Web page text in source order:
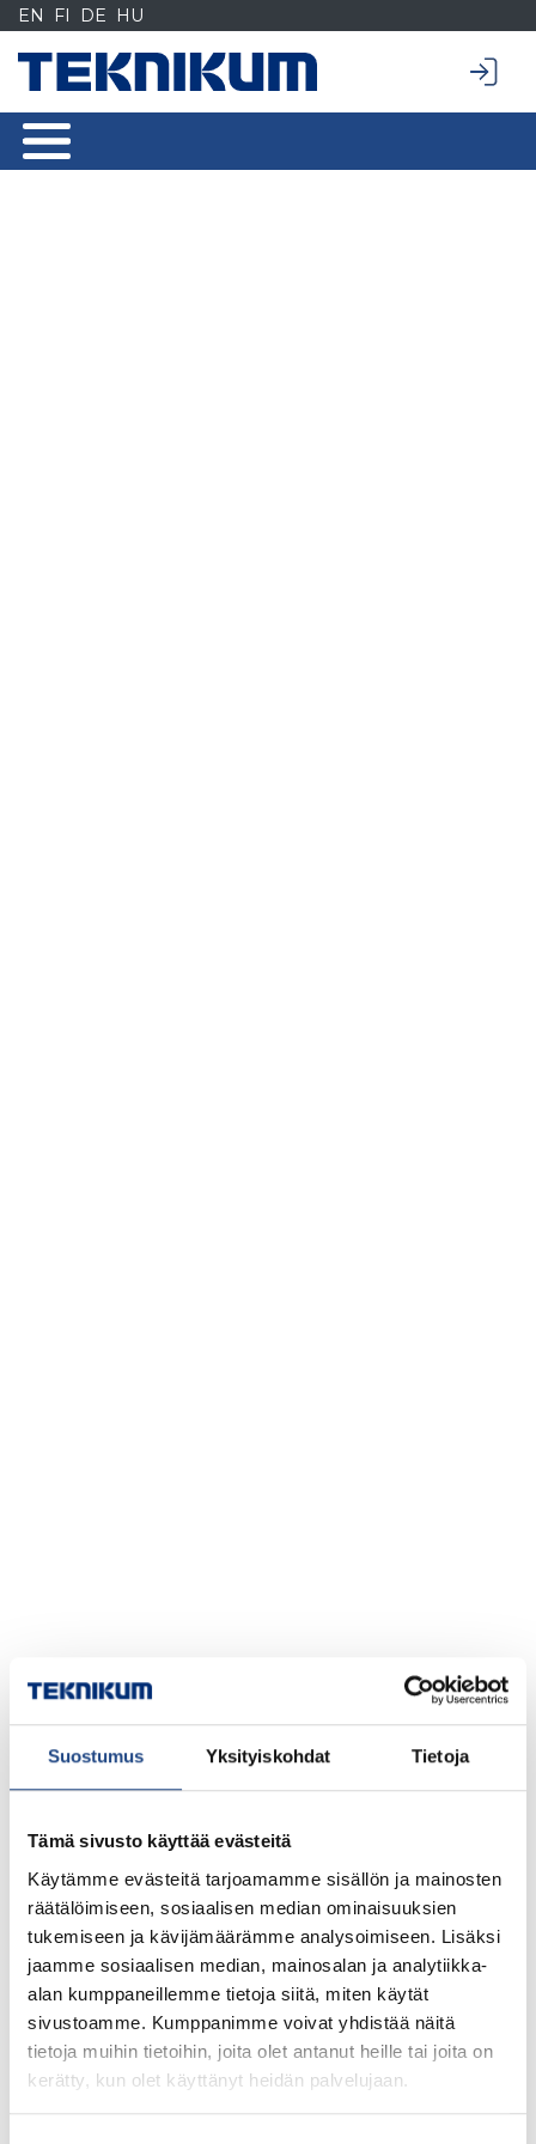
Suostumus Yksityiskohdat Tietoja
Tämä sivusto käyttää evästeitä
Käytämme evästeitä tarjoamamme sisällön ja mainosten
räätälöimiseen, sosiaalisen median ominaisuuksien
tukemiseen ja kävijämäärämme analysoimiseen. Lisäksi
jaamme sosiaalisen median, mainosalan ja analytiikka-
alan kumppaneillemme tietoja siitä, miten käytät
sivustoamme. Kumppanimme voivat yhdistää näitä
tietoja muihin tietoihin, joita olet antanut heille tai joita on
kerätty, kun olet käyttänyt heidän palvelujaan.
Siirry
sisältöön
EN FI DE HU